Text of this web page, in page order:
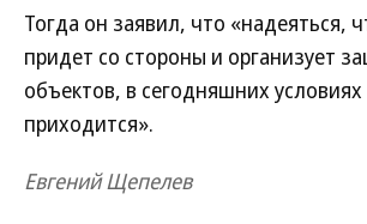
Тогда он заявил, что «надеяться,
придет со стороны и организует
объектов, в сегодняшних условиях
приходится».
Евгений Щепелев